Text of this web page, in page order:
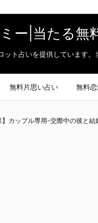
ー|当たる無
ット占いを提供しています
無料片思い占い 無料
】カップル専用-交際中の彼と